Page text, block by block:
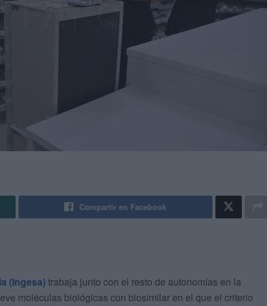
Compartir en Facebook
(Ingesa)trabaja junto con el resto de autonomías en la
moléculas biológicas con biosimilar en el que el criterio